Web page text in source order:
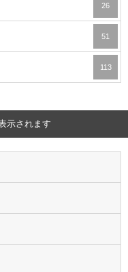
26
51
113
示されます